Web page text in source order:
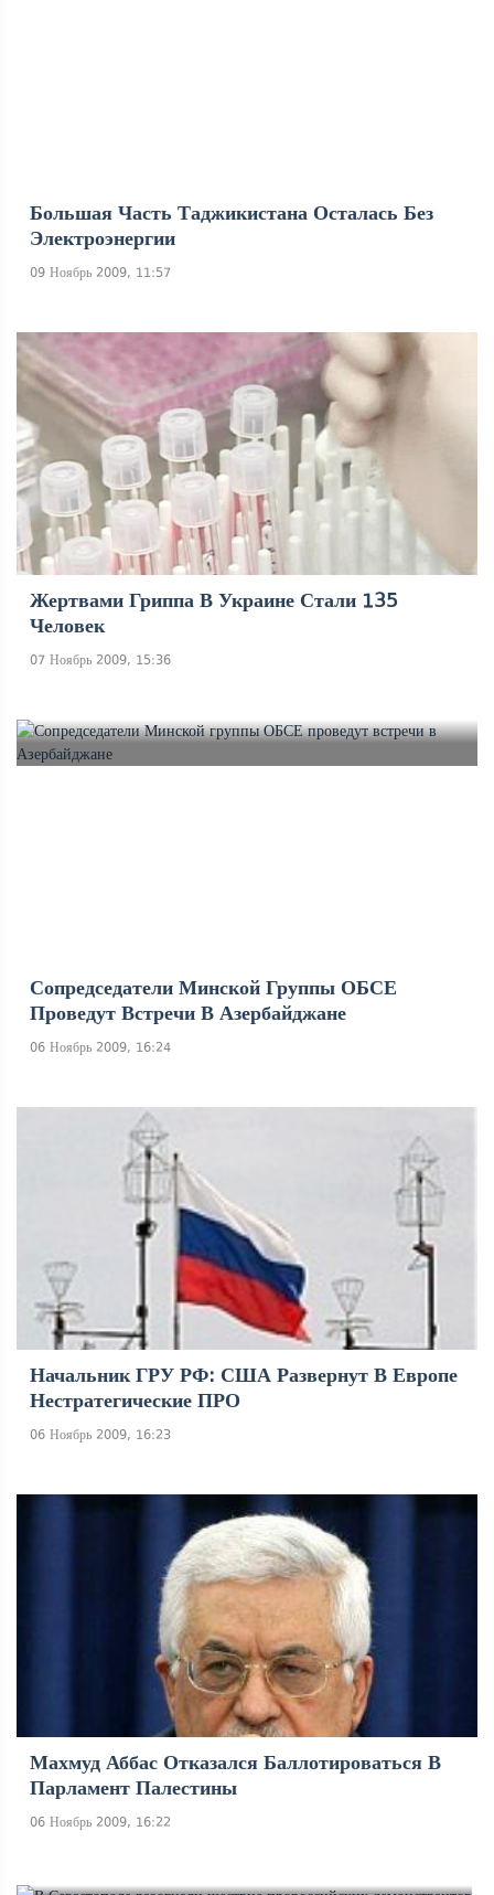
Большая Часть Таджикистана Осталась Без
Электроэнергии
09 Ноябрь 2009, 11:57
Жертвами Гриппа В Украине Стали 135
Человек
07 Ноябрь 2009, 15:36
Сопредседатели Минской Группы ОБСЕ
Проведут Встречи В Азербайджане
06 Ноябрь 2009, 16:24
Начальник ГРУ РФ: США Развернут В Европе
Нестратегические ПРО
06 Ноябрь 2009, 16:23
Махмуд Аббас Отказался Баллотироваться В
Парламент Палестины
06 Ноябрь 2009, 16:22